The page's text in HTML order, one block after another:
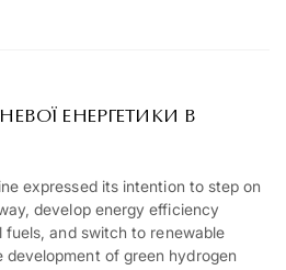
ЕНЕРГЕТИКИ В
expressed its intention to step on
develop energy efficiency
fuels, and switch to renewable
development of green hydrogen